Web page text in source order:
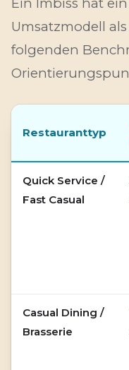
Umsatzmodell
folgenden
Restauranttyp
Quick Service /
Fast Casual
Casual Dining /
Brasserie